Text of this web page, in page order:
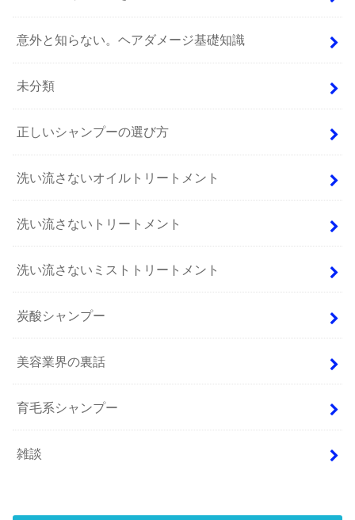
意外と知らない。ヘアダメージ基礎知識
未分類
正しいシャンプーの選び方
洗い流さないオイルトリートメント
洗い流さないトリートメント
洗い流さないミストトリートメント
炭酸シャンプー
美容業界の裏話
育毛系シャンプー
雑談